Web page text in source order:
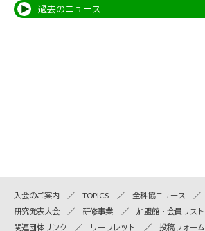
過去のニュース
入会のご案内 TOPICS 全科協ニュース
研究発表大会
研修事業
加盟館・会員リスト
関連団体リンク
リーフレット 投稿フォーム